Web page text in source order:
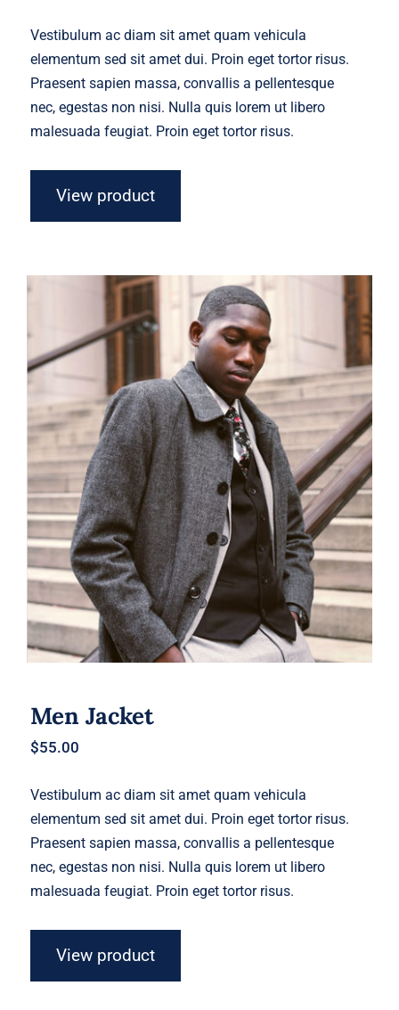
Vestibulum ac diam sit amet quam vehicula
elementum sed sit amet dui. Proin eget tortor risus.
Praesent sapien massa, convallis a pellentesque
nec, egestas non nisi. Nulla quis lorem ut libero
malesuada feugiat. Proin eget tortor risus.
View product
Men Jacket
Men Jacket
$55.00
Vestibulum ac diam sit amet quam vehicula
elementum sed sit amet dui. Proin eget tortor risus.
Praesent sapien massa, convallis a pellentesque
nec, egestas non nisi. Nulla quis lorem ut libero
malesuada feugiat. Proin eget tortor risus.
View product